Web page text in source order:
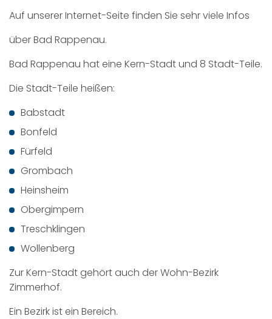
Auf unserer Internet-Seite finden Sie sehr viele Infos
über Bad Rappenau.
Bad Rappenau hat eine Kern-Stadt und 8 Stadt-Teile.
Die Stadt-Teile heißen:
Babstadt
Bonfeld
Fürfeld
Grombach
Heinsheim
Obergimpern
Treschklingen
Wollenberg
Zur Kern-Stadt gehört auch der Wohn-Bezirk
Zimmerhof.
Ein Bezirk ist ein Bereich.